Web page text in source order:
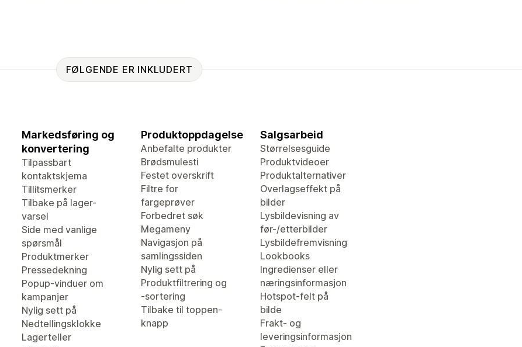
FØLGENDE ER INKLUDERT
Markedsføring og
konvertering
Tilpassbart
kontaktskjema
Tillitsmerker
Tilbake på lager-
varsel
Side med vanlige
spørsmål
Produktmerker
Pressedekning
Popup-vinduer om
kampanjer
Nylig sett på
Nedtellingsklokke
Lagerteller
Produktoppdagelse
Anbefalte produkter
Brødsmulesti
Festet overskrift
Filtre for
fargeprøver
Forbedret søk
Megameny
Navigasjon på
samlingssiden
Nylig sett på
Produktfiltrering og
-sortering
Tilbake til toppen-
knapp
Salgsarbeid
Størrelsesguide
Produktvideoer
Produktalternativer
Overlagseffekt på
bilder
Lysbildevisning av
før-/etterbilder
Lysbildefremvisning
Lookbooks
Ingredienser eller
næringsinformasjon
Hotspot-felt på
bilde
Frakt- og
leveringsinformasjon